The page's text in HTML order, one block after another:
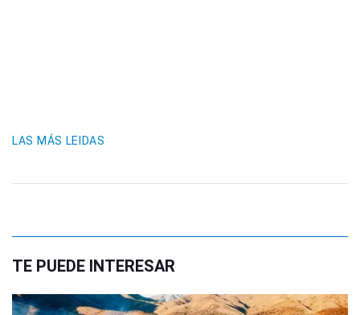
LAS MÁS LEIDAS
TE PUEDE INTERESAR